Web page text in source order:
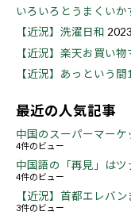
いろいろとうまくいか
【近況】洗濯日和
【近況】楽天お買い
【近況】あっという間
最近の人気記事
中国のスーパーマーケ
4件のビュー
中国語の「再見」はツ
4件のビュー
【近況】首都エレバ
3件のビュー